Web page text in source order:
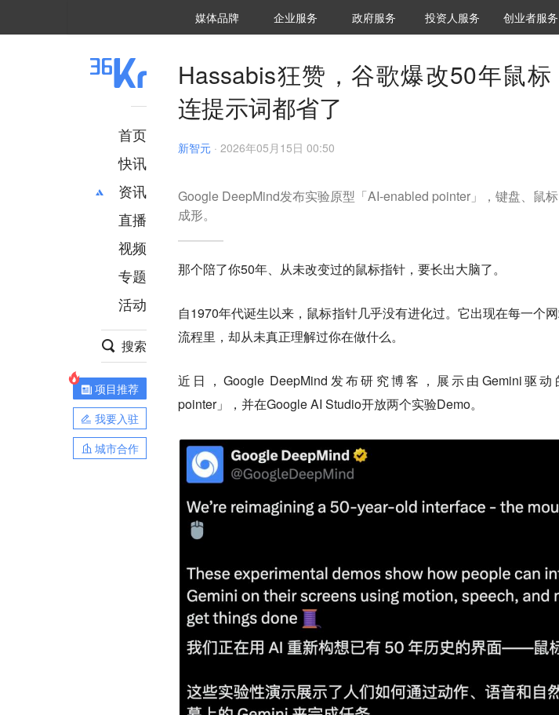
媒体品牌 36Kr研究院
企业服务 城市之窗
政府服务 VClub投资机构库
投资机构职位推介
投资人服务 创投氪堂
创业者服务
首页
快讯
资讯
推荐
财经
项目推荐
安徽
直播
视频
专题
活动
搜索
项目推荐
我要入驻
城市合作
Hassabis狂赞，谷歌爆改50年鼠标
连提示词都省了
新智元 · 2026年05月15日 00:50
Google DeepMind发布实验原型「AI-enabled pointer」，键盘、鼠
成形。
那个陪了你50年、从未改变过的鼠标指针，要长出大脑了。
自1970年代诞生以来，鼠标指针几乎没有进化过。它出现在每一个
流程里，却从未真正理解过你在做什么。
近日，Google DeepMind发布研究博客，展示由Gemini驱
pointer」，并在Google AI Studio开放两个实验Demo。